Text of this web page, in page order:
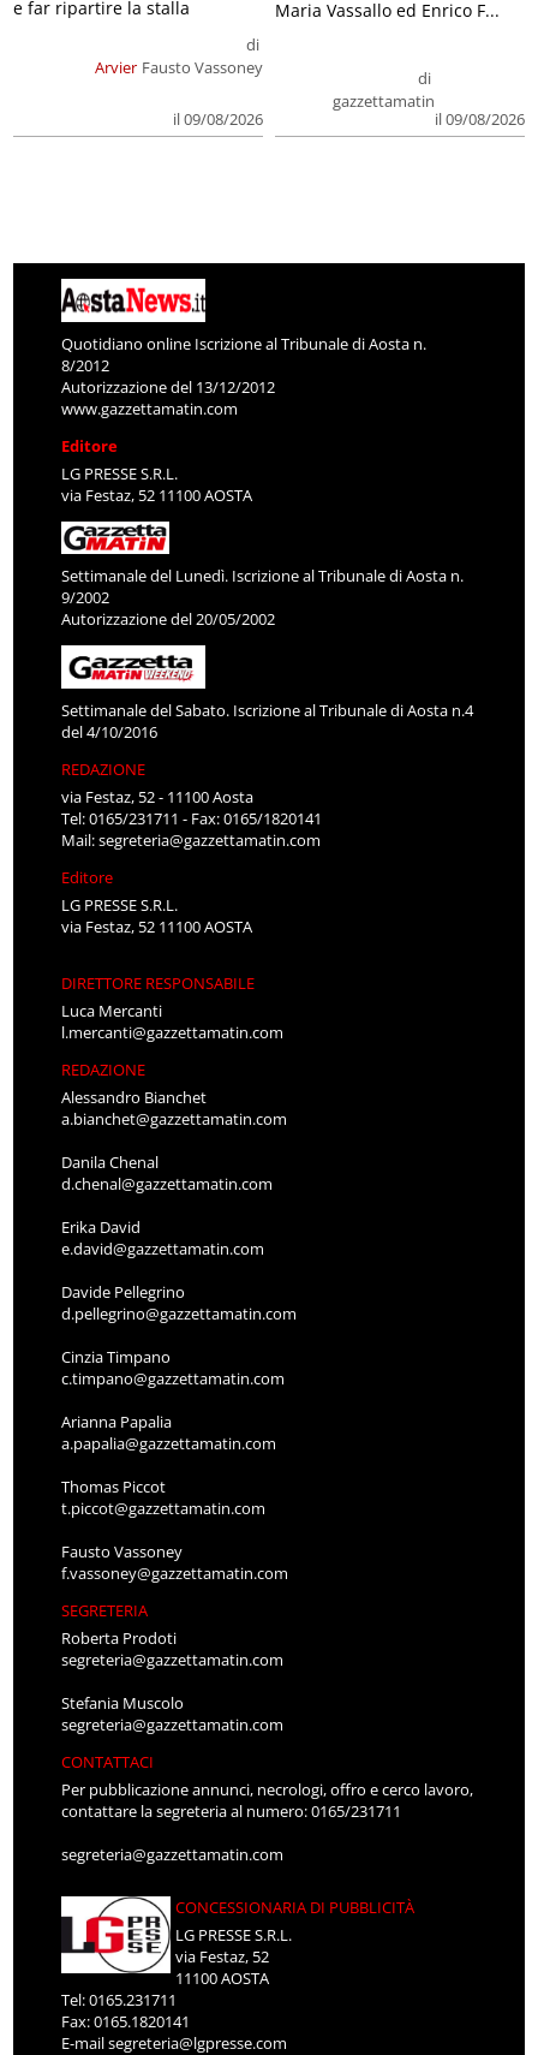
Arvier
di
Fausto Vassoney
il 09/08/2026
e far ripartire la stalla
di
gazzettamatin
il 09/08/2026
Maria Vassallo ed Enrico F...
Quotidiano online Iscrizione al Tribunale di Aosta n.
8/2012
Autorizzazione del 13/12/2012
www.gazzettamatin.com
Editore
LG PRESSE S.R.L.
via Festaz, 52 11100 AOSTA
Settimanale del Lunedì. Iscrizione al Tribunale di Aosta n.
9/2002
Autorizzazione del 20/05/2002
Settimanale del Sabato. Iscrizione al Tribunale di Aosta n.4
del 4/10/2016
REDAZIONE
via Festaz, 52 - 11100 Aosta
Tel: 0165/231711 - Fax: 0165/1820141
Mail:segreteria@gazzettamatin.com
Editore
LG PRESSE S.R.L.
via Festaz, 52 11100 AOSTA
DIRETTORE RESPONSABILE
Luca Mercanti
l.mercanti@gazzettamatin.com
REDAZIONE
Alessandro Bianchet
a.bianchet@gazzettamatin.com
Danila Chenal
d.chenal@gazzettamatin.com
Erika David
e.david@gazzettamatin.com
Davide Pellegrino
d.pellegrino@gazzettamatin.com
Cinzia Timpano
c.timpano@gazzettamatin.com
Arianna Papalia
a.papalia@gazzettamatin.com
Thomas Piccot
t.piccot@gazzettamatin.com
Fausto Vassoney
f.vassoney@gazzettamatin.com
SEGRETERIA
Roberta Prodoti
segreteria@gazzettamatin.com
Stefania Muscolo
segreteria@gazzettamatin.com
CONTATTACI
Per pubblicazione annunci, necrologi, offro e cerco lavoro,
contattare la segreteria al numero: 0165/231711
segreteria@gazzettamatin.com
CONCESSIONARIA DI PUBBLICITÀ
LG PRESSE S.R.L.
via Festaz, 52
11100 AOSTA
Tel: 0165.231711
Fax: 0165.1820141
E-mailsegreteria@lgpresse.com